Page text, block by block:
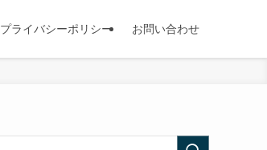
プライバシーポリシー お問い合わせ